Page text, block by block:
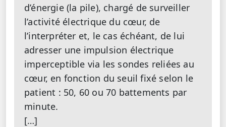
d’énergie (la pile), chargé de surveiller
l’activité électrique du cœur, de
l’interpréter et, le cas échéant, de lui
adresser une impulsion électrique
imperceptible via les sondes reliées au
cœur, en fonction du seuil fixé selon le
patient : 50, 60 ou 70 battements par
minute.
[…]